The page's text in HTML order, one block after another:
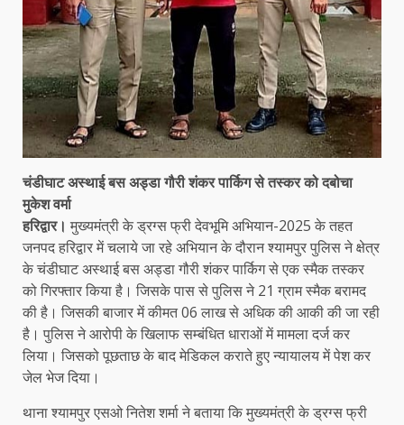
चंडीघाट अस्थाई बस अड्डा गौरी शंकर पार्किग से तस्कर को दबोचा
मुकेश वर्मा
हरिद्वार। मुख्यमंत्री के ड्रग्स फ्री देवभूमि अभियान-2025 के तहत
जनपद हरिद्वार में चलाये जा रहे अभियान के दौरान श्यामपुर पुलिस ने क्षेत्र
के चंडीघाट अस्थाई बस अड्डा गौरी शंकर पार्किग से एक स्मैक तस्कर
को गिरफ्तार किया है। जिसके पास से पुलिस ने 21 ग्राम स्मैक बरामद
की है। जिसकी बाजार में कीमत 06 लाख से अधिक की आकी की जा रही
है। पुलिस ने आरोपी के खिलाफ सम्बंधित धाराओं में मामला दर्ज कर
लिया। जिसको पूछताछ के बाद मेडिकल कराते हुए न्यायालय में पेश कर
जेल भेज दिया।
थाना श्यामपुर एसओ नितेश शर्मा ने बताया कि मुख्यमंत्री के ड्रग्स फ्री